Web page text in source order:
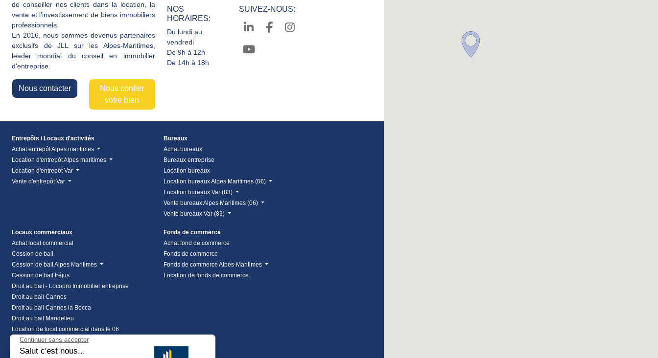
de conseiller nos clients dans la location, la
vente et l'investissement de biens immobiliers
professionnels.
En 2016, nous sommes devenus partenaires
exclusifs de JLL sur les Alpes-Maritimes,
leader mondial du conseil en immobilier
d'entreprise.
Nous contacter
Nous confier
votre bien
NOS
HORAIRES:
Du lundi au
vendredi
De 9h à 12h
De 14h à 18h
SUIVEZ-NOUS:
Entrepôts / Locaux d'activités
Achat entrepôt Alpes maritimes
Location d'entrepôt Alpes maritimes
Location d'entrepôt Var
Vente d'entrepôt Var
Bureaux
Achat bureaux
Bureaux entreprise
Location bureaux
Location bureaux Alpes Maritimes (06)
Location bureaux Var (83)
Vente bureaux Alpes Maritimes (06)
Vente bureaux Var (83)
Locaux commerciaux
Achat local commercial
Cession de bail
Cession de bail Alpes Maritimes
Cession de bail fréjus
Droit au bail - Locopro Immobilier entreprise
Droit au bail Cannes
Droit au bail Cannes la Bocca
Droit au bail Mandelieu
Location de local commercial dans le 06
Location local commercial Alpes Maritimes
Location local commercial Var
Fonds de commerce
Achat fond de commerce
Fonds de commerce
Fonds de commerce Alpes-Maritimes
Location de fonds de commerce